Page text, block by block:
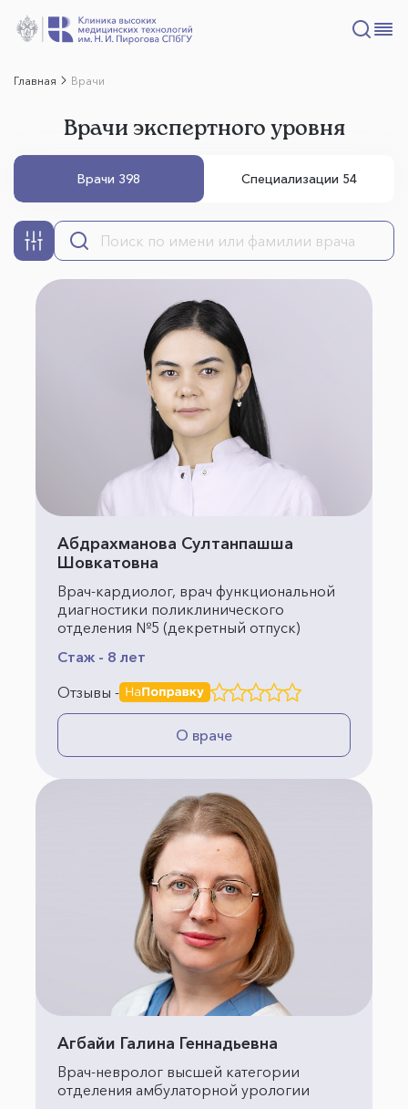
Главная Врачи
Врачи экспертного уровня
Врачи 398 Специализации 54
Абдрахманова Султанпашша
Шовкатовна
Врач-кардиолог, врач функциональной
диагностики поликлинического
отделения №5 (декретный отпуск)
Стаж - 8 лет
Отзывы -
О враче
Агбайи Галина Геннадьевна
Врач-невролог высшей категории
отделения амбулаторной урологии